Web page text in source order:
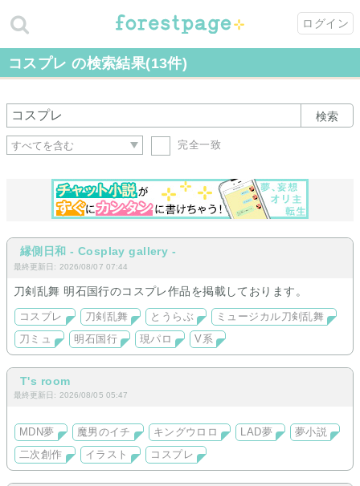
ログイン
コスプレ の検索結果(13件)
検索
完全一致
縁側日和 - Cosplay gallery -
最終更新日: 2026/08/07 07:44
刀剣乱舞 明石国行のコスプレ作品を掲載しております。
コスプレ 刀剣乱舞 とうらぶ
ミュージカル刀剣乱舞
刀ミュ
明石国行 現パロ V系
T's room
最終更新日: 2026/08/05 05:47
MDN夢 魔男のイチ キングウロロ LAD夢
夢小説
二次創作
イラスト コスプレ